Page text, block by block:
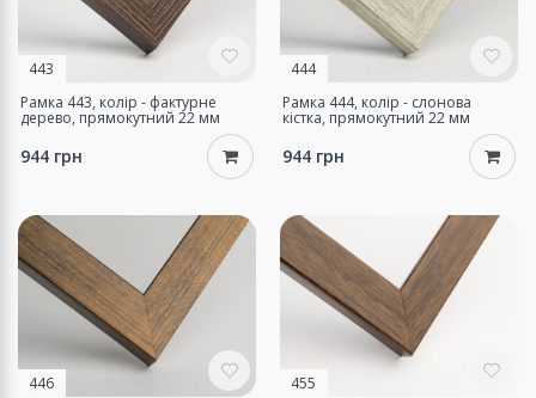
443
Рамка 443, колір - фактурне
дерево, прямокутний 22 мм
944 грн
444
Рамка 444, колір - слонова
кістка, прямокутний 22 мм
944 грн
446
455